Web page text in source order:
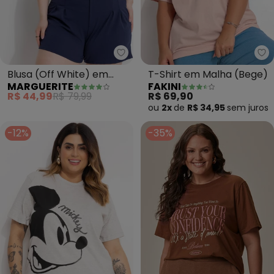
Marguerite - Blusa (Off White)
Blusa (Off White) em
Algodão Penteado
MARGUERITE
R$ 44,99R$ 79,99
T-Shirt em Malha (Bege)
FAKINI
R$ 69,90
ou 2x de R$ 34,95 sem juros
-12% -35%